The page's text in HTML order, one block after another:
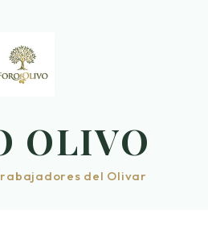
OLIVO
del Olivar